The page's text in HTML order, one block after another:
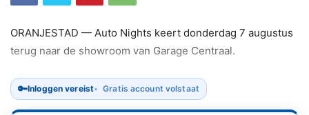
ORANJESTAD — Auto Nights keert donderdag 7 augustus
terug naar de showroom van Garage Centraal.
🔑Inloggen vereist Gratis account volstaat